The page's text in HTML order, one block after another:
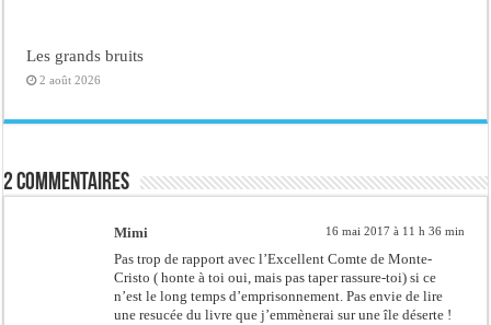
Les grands bruits
2 août 2026
2 commentaires
Mimi 16 mai 2017 à 11 h 36 min
Pas trop de rapport avec l’Excellent Comte de Monte-
Cristo ( honte à toi oui, mais pas taper rassure-toi) si ce
n’est le long temps d’emprisonnement. Pas envie de lire
une resucée du livre que j’emmènerai sur une île déserte !